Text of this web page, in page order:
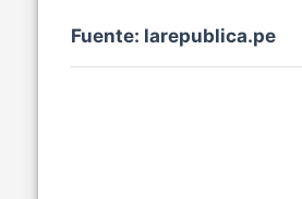
Fuente: larepublica.pe